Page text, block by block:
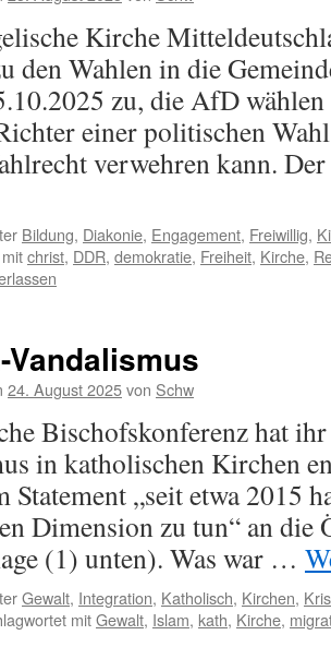
Kirche
den Wahlen in die
zu, die AfD
einer politischen
verwehren kann.
Bildung, Diakonie, Engagement, Freiwillig,
christ, DDR, demokratie, Freiheit, Kirche,
24. August 2025von Schw
Bischofskonferenz hat
in katholischen Kirchen
Statement „seit etwa 2015
Dimension zu tun“ an die
(1) unten). Was war …
Gewalt, Integration, Katholisch, Kirchen,
mitGewalt, Islam, kath, Kirche,